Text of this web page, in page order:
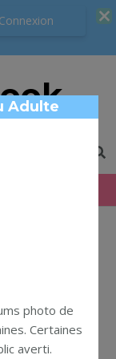
Connexion
Connexion
Adulte
photo de
Certaines
averti.